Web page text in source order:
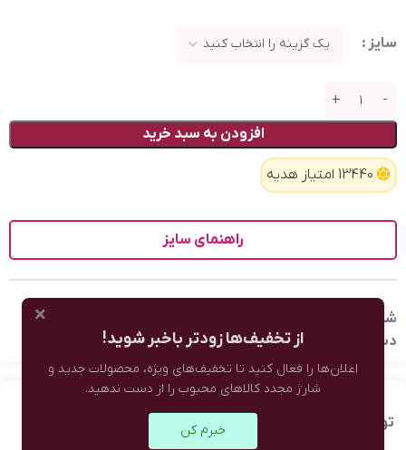
سایز
افزودن به سبد خرید
13440 امتیاز هدیه
راهنمای سایز
شناسه محصول:
دسته:
بدون دسته‌بندی
توضیحات تکمیلی
×
از تخفیف‌ها زودتر باخبر شوید!
اعلان‌ها را فعال کنید تا تخفیف‌های ویژه، محصولات جدید و
شارژ مجدد کالاهای محبوب را از دست ندهید.
خبرم کن